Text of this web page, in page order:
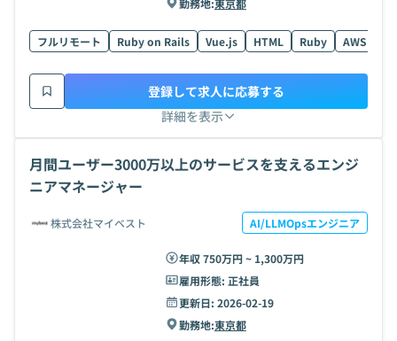
フルリモート Ruby on Rails Vue.js HTML Ruby AWS
詳細を表示
登録して求人に応募する
月間ユーザー3000万以上のサービスを支えるエンジ
ニアマネージャー
株式会社マイベスト AI/LLMOpsエンジニア
年収 750万円 ~ 1,300万円
雇用形態: 正社員
更新日: 2026-02-19
勤務地:東京都